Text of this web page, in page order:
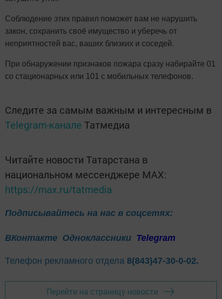
Соблюдение этих правил поможет вам не нарушить
закон, сохранить своё имущество и уберечь от
неприятностей вас, ваших близких и соседей.
При обнаружении признаков пожара сразу набирайте 01
со стационарных или 101 с мобильных телефонов.
Следите за самым важным и интересным в
Telegram-канале Татмедиа
Читайте новости Татарстана в
национальном мессенджере MАХ:
https://max.ru/tatmedia
Подписывайтесь на нас в соцсетях:
ВКонтакте Одноклассники Telegram
Телефон рекламного отдела 8(843)47-30-0-02.
Перейти на страницу новости